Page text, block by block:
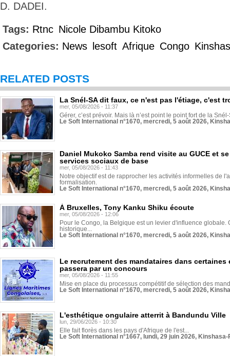
D. DADEI.
Tags: Rtnc Nicole Dibambu Kitoko
Categories: News lesoft Afrique Congo
RELATED POSTS
La Snél-SA dit faux, ce n'est pas l'étiage, c'est
mer, 05/08/2026 - 11:37
Gérer, c’est prévoir. Mais là n’est point le point fort de la
Le Soft International n°1670, mercredi, 5 août 2026,
Daniel Mukoko Samba rend visite au GUCE et
services sociaux de base
mer, 05/08/2026 - 11:43
Notre objectif est de rapprocher les activités informelles de
formalisation.
Le Soft International n°1670, mercredi, 5 août 2026,
À Bruxelles, Tony Kanku Shiku écoute
mer, 05/08/2026 - 12:06
Pour le Congo, la Belgique est un levier d'influence globale.
historique...
Le Soft International n°1670, mercredi, 5 août 2026,
Le recrutement des mandataires dans
passera par un concours
mer, 05/08/2026 - 11:55
Mise en place du processus compétitif de sélection des
Le Soft International n°1670, mercredi, 5 août 2026,
L'esthétique ongulaire atterrit à Bandundu Ville
lun, 29/06/2026 - 10:30
Elle fait florès dans les pays d'Afrique de l'est...
Le Soft International n°1667, lundi, 29 juin 2026,